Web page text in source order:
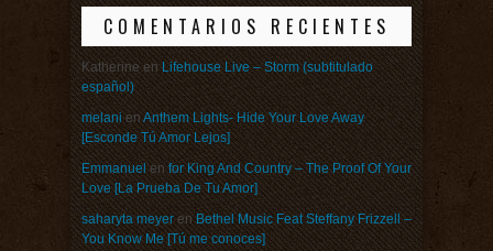
COMENTARIOS RECIENTES
KatherineenLifehouse Live – Storm (subtitulado
español)
melanienAnthem Lights- Hide Your Love Away
[Esconde Tú Amor Lejos]
Emmanuelenfor King And Country – The Proof Of Your
Love [La Prueba De Tu Amor]
saharyta meyerenBethel Music Feat Steffany Frizzell –
You Know Me [Tú me conoces]